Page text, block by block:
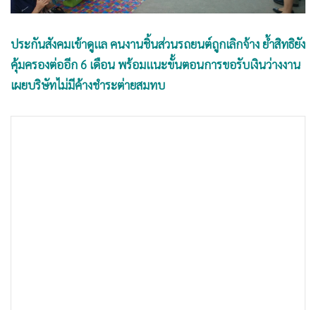
เศรษฐกิจ-ธุรกิจ
• ชุมชน-คุณภาพชีวิต
• อาชญากรรม
• เกม
ประกันสังคมเข้าดูแล คนงานชิ้นส่วนรถยนต์ถูกเลิกจ้าง ย้ำสิทธิยัง
คุ้มครองต่ออีก 6 เดือน พร้อมแนะขั้นตอนการขอรับเงินว่างงาน
เผยบริษัทไม่มีค้างชำระต่ายสมทบ